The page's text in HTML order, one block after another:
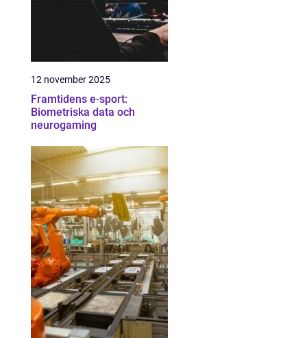
12 november 2025
Framtidens e-sport:
Biometriska data och
neurogaming